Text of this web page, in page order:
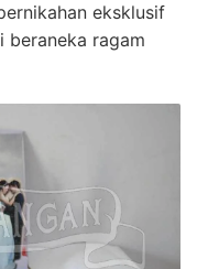
eksklusif
beraneka ragam